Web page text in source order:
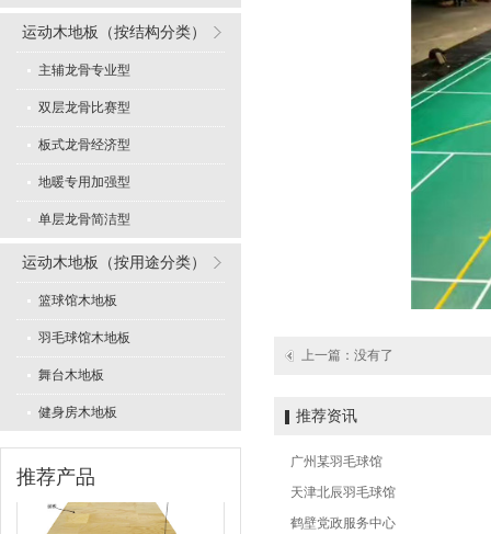
运动木地板（按结构分类）
主辅龙骨专业型
双层龙骨比赛型
板式龙骨经济型
地暖专用加强型
单层龙骨简洁型
运动木地板（按用途分类）
篮球馆木地板
羽毛球馆木地板
舞台木地板
健身房木地板
推荐产品
上一篇：没有了
推荐资讯
广州某羽毛球馆
天津北辰羽毛球馆
鹤壁党政服务中心